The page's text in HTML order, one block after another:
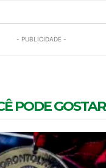
- PUBLICIDADE -
PODE GOSTAR